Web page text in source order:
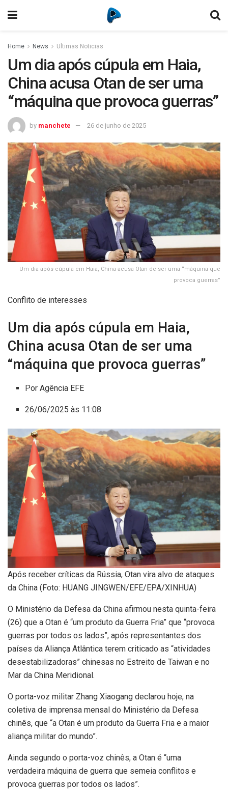
Home News Ultimas Noticias
Um dia após cúpula em Haia,
China acusa Otan de ser uma
“máquina que provoca guerras”
by manchete 26 de junho de 2025
Um dia após cúpula em Haia, China acusa Otan de ser uma “máquina que
provoca guerras”
Conflito de interesses
Um dia após cúpula em Haia,
China acusa Otan de ser uma
“máquina que provoca guerras”
Por Agência EFE
26/06/2025 às 11:08
Após receber críticas da Rússia, Otan vira alvo de ataques
da China (Foto: HUANG JINGWEN/EFE/EPA/XINHUA)
O Ministério da Defesa da China afirmou nesta quinta-feira
(26) que a Otan é “um produto da Guerra Fria” que “provoca
guerras por todos os lados”, após representantes dos
países da Aliança Atlântica terem criticado as “atividades
desestabilizadoras” chinesas no Estreito de Taiwan e no
Mar da China Meridional.
O porta-voz militar Zhang Xiaogang declarou hoje, na
coletiva de imprensa mensal do Ministério da Defesa
chinês, que “a Otan é um produto da Guerra Fria e a maior
aliança militar do mundo”.
Ainda segundo o porta-voz chinês, a Otan é “uma
verdadeira máquina de guerra que semeia conflitos e
provoca guerras por todos os lados”.